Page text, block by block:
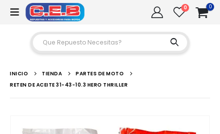
0 0
INICIO TIENDA
PARTES DE MOTO
RETEN DE ACEITE 31-43-10.3 HERO THRILLER